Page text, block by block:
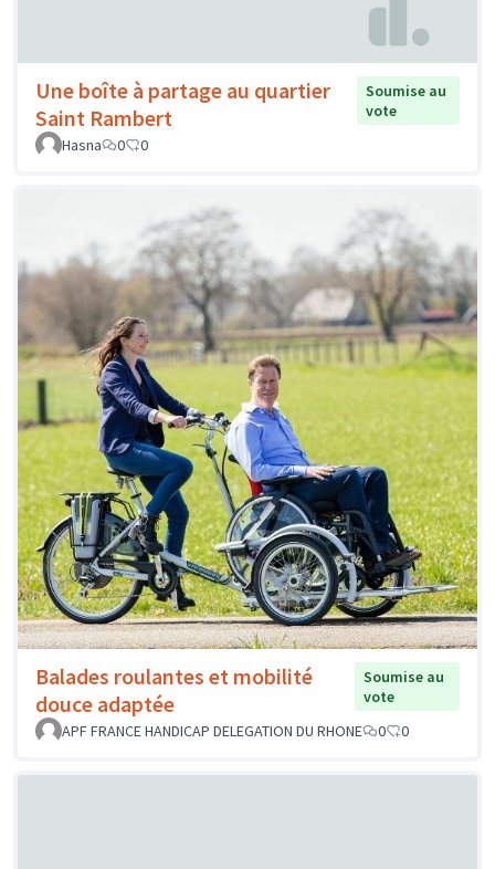
Une boîte à partage au quartier
Saint Rambert
Soumise au
vote
Hasna
0 0
Balades roulantes et mobilité
douce adaptée
Soumise au
vote
APF FRANCE HANDICAP DELEGATION DU RHONE
0 0